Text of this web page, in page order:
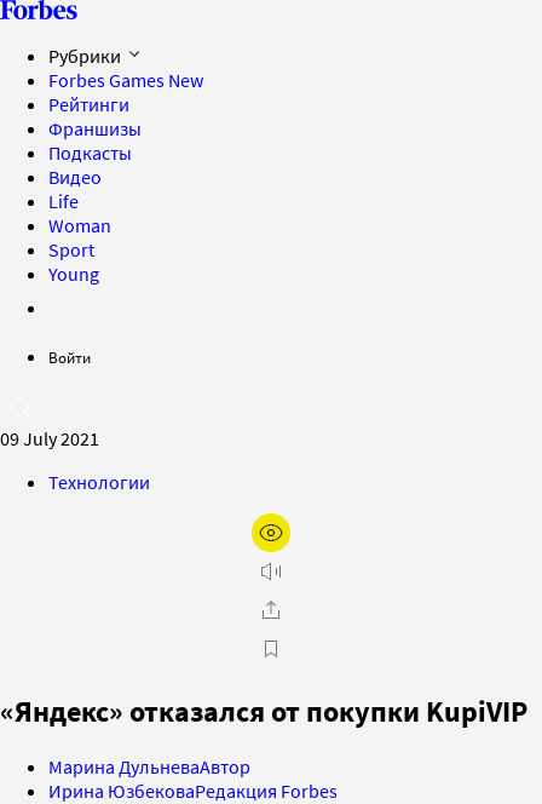
Рубрики
Forbes Games New
Рейтинги
Франшизы
Подкасты
Видео
Life
Woman
Sport
Young
Войти
09 July 2021
Технологии
«Яндекс» отказался от покупки KupiVIP
Марина ДульневаАвтор
Ирина ЮзбековаРедакция Forbes